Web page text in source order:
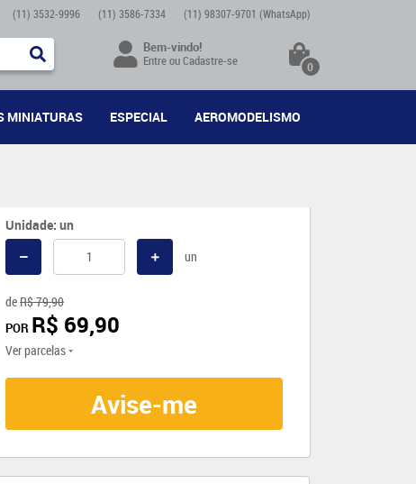
(11) 3532-9996 (11) 3586-7334 (11) 98307-9701 (WhatsApp)
Bem-vindo!
EntreouCadastre-se 0
MINIATURAS ESPECIAL AEROMODELISMO
Unidade: un
un
deR$ 79,90
POR R$ 69,90
Ver parcelas
Avise-me